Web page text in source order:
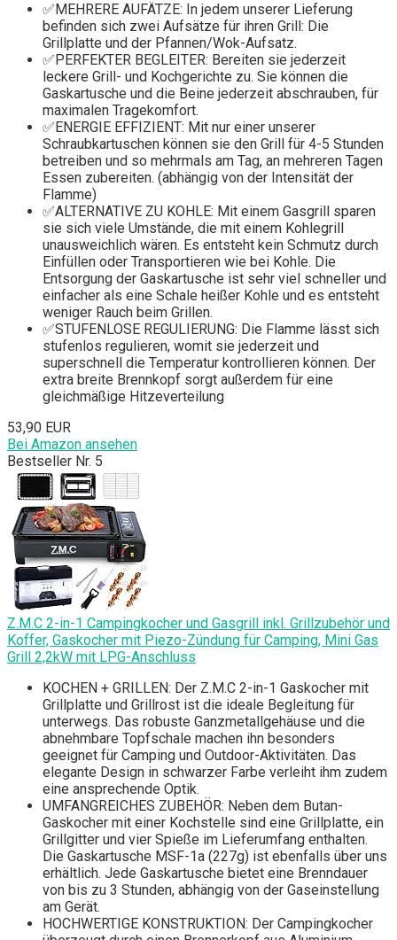
✅MEHRERE AUFÄTZE: In jedem unserer Lieferung
befinden sich zwei Aufsätze für ihren Grill: Die
Grillplatte und der Pfannen/Wok-Aufsatz.
✅PERFEKTER BEGLEITER: Bereiten sie jederzeit
leckere Grill- und Kochgerichte zu. Sie können die
Gaskartusche und die Beine jederzeit abschrauben, für
maximalen Tragekomfort.
✅ENERGIE EFFIZIENT: Mit nur einer unserer
Schraubkartuschen können sie den Grill für 4-5 Stunden
betreiben und so mehrmals am Tag, an mehreren Tagen
Essen zubereiten. (abhängig von der Intensität der
Flamme)
✅ALTERNATIVE ZU KOHLE: Mit einem Gasgrill sparen
sie sich viele Umstände, die mit einem Kohlegrill
unausweichlich wären. Es entsteht kein Schmutz durch
Einfüllen oder Transportieren wie bei Kohle. Die
Entsorgung der Gaskartusche ist sehr viel schneller und
einfacher als eine Schale heißer Kohle und es entsteht
weniger Rauch beim Grillen.
✅STUFENLOSE REGULIERUNG: Die Flamme lässt sich
stufenlos regulieren, womit sie jederzeit und
superschnell die Temperatur kontrollieren können. Der
extra breite Brennkopf sorgt außerdem für eine
gleichmäßige Hitzeverteilung
53,90 EUR
Bei Amazon ansehen
Bestseller Nr. 5
Z.M.C 2-in-1 Campingkocher und Gasgrill inkl. Grillzubehör und
Koffer, Gaskocher mit Piezo-Zündung für Camping, Mini Gas
Grill 2,2kW mit LPG-Anschluss
KOCHEN + GRILLEN: Der Z.M.C 2-in-1 Gaskocher mit
Grillplatte und Grillrost ist die ideale Begleitung für
unterwegs. Das robuste Ganzmetallgehäuse und die
abnehmbare Topfschale machen ihn besonders
geeignet für Camping und Outdoor-Aktivitäten. Das
elegante Design in schwarzer Farbe verleiht ihm zudem
eine ansprechende Optik.
UMFANGREICHES ZUBEHÖR: Neben dem Butan-
Gaskocher mit einer Kochstelle sind eine Grillplatte, ein
Grillgitter und vier Spieße im Lieferumfang enthalten.
Die Gaskartusche MSF-1a (227g) ist ebenfalls über uns
erhältlich. Jede Gaskartusche bietet eine Brenndauer
von bis zu 3 Stunden, abhängig von der Gaseinstellung
am Gerät.
HOCHWERTIGE KONSTRUKTION: Der Campingkocher